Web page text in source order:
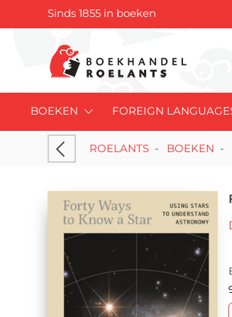
Sinds 1855 in boeken
BOEKEN FOREIGN
ROELANTS - BOEKEN -